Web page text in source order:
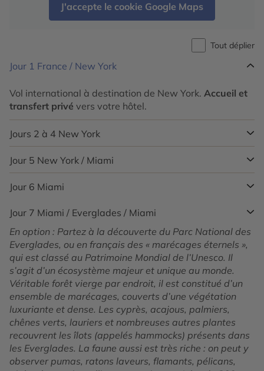
J'accepte le cookie Google Maps
Tout déplier
Jour 1 France / New York
Vol international à destination de New York. Accueil et
transfert privé vers votre hôtel.
Jours 2 à 4 New York
New York est une ville aux multiples facettes, où
chaque quartier possède une identité propre.
Manhattan, le cœur économique et touristique, abrite
lieux emblématiques comme Times Square, le
Rockefeller Center et Broadway, célèbre pour ses
théâtres.
Brooklyn, autrefois industriel, est aujourd’hui un centre
artistique en pleine expansion, avec des quartiers
comme Williamsburg et DUMBO, connus pour leurs
galeries, cafés et vues sur le pont de Brooklyn.
Queens est l’arrondissement le plus multiculturel,
offrant une diversité culinaire impressionnante, tandis
que le Bronx est le berceau du hip-hop et de célèbres
sites comme le Yankee Stadium.
Jour 5 New York / Miami
Transfert privé de votre hôtel de New York à l’aéroport.
votre hôtel de Miami Beach. Nuit à Miami Beach.
Jour 6 Miami
Le quartier de South Beach (SoBe) se caractérise par
son architecture Art déco très présente, en particulier
sur Ocean Drive, très agréable avec ses cafés animés
toute la journée, ses clubs et ses bars qui restent
ouverts toute la nuit. Incontournable : le musée
Wolfsonian qui est le musée Art déco de la ville.
Une promenade à pied s’impose vers Collins Avenue, le
long du « Golden Mile » de Miami Beach, en direction
des quartiers qui deviennent de plus en plus à la mode
comme North Miami Beach. Sunny Isles et Haulover
Park sont aussi des endroits à connaître, avec des
hôtels de luxe et de nombreuses attractions.
Jour 7 Miami / Everglades / Miami
En option : Partez à la découverte du Parc National des
Everglades, ou en français des « marécages éternels »,
qui est classé au Patrimoine Mondial de l’Unesco. Il
s’agit d’un écosystème majeur et unique au monde.
Véritable forêt vierge par endroit, il est constitué d’un
ensemble de marécages, couverts d’une végétation
luxuriante et dense. Les cyprès, acajous, palmiers,
chênes verts, lauriers et nombreuses autres plantes
recouvrent les îlots (appelés hammocks) présents dans
les Everglades. La faune aussi est très riche : on peut y
observer pumas, ratons laveurs, flamants, pélicans,